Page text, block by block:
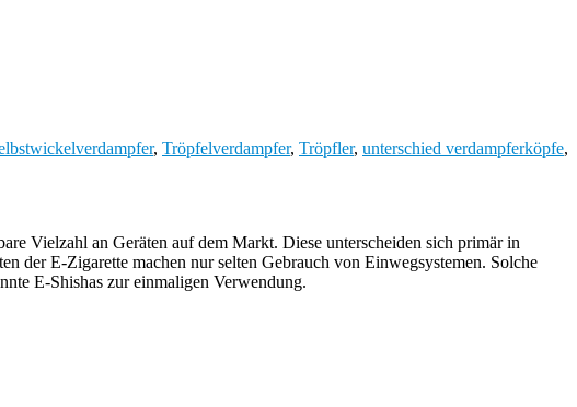
, Tröpfelverdampfer, Tröpfler, unterschied verdampferköpfe,
Vielzahl an Geräten auf dem Markt. Diese unterscheiden sich primär in
der E-Zigarette machen nur selten Gebrauch von Einwegsystemen. Solche
E-Shishas zur einmaligen Verwendung.